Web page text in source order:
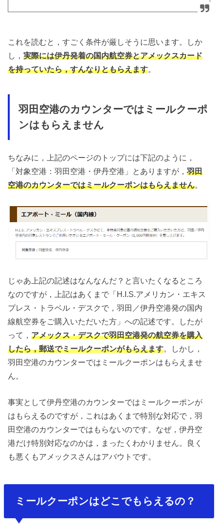
これを読むと，すごく条件が厳しそうに思います。しか
し，実際には伊丹発着の国内航空券とアメックスカード
を持っていたら，すんなりともらえます。
羽田空港のカウンターではミールクーポ
ンはもらえません
ちなみに，上記のページのトップには下記のように，
「対象空港：羽田空港・伊丹空港」とありますが，羽田
空港のカウンターではミールクーポンはもらえません。
じゃあ上記の記述はなんなんだ？と言いたくなるところ
なのですが，上記はあくまで「H.I.S.アメリカン・エキス
プレス・トラベル・デスクで，羽田／伊丹空港発の国内
線航空券をご購入いただいた方」への記述です。したが
って，アメックス・デスクで羽田空港発の航空券を購入
したら，郵送でミールクーポンがもらえます。しかし，
羽田空港のカウンターではミールクーポンはもらえませ
ん。
事実として伊丹空港のカウンターではミールクーポンが
はもらえるのですが，これはあくまで特別な対応で，羽
田空港のカウンターではもらないのです。なぜ，伊丹空
港だけ特別対応なのかは，まったくわかりません。良く
も悪くもアメックスさんはアバウトです。
ミールクーポンはどこでもらえるの？